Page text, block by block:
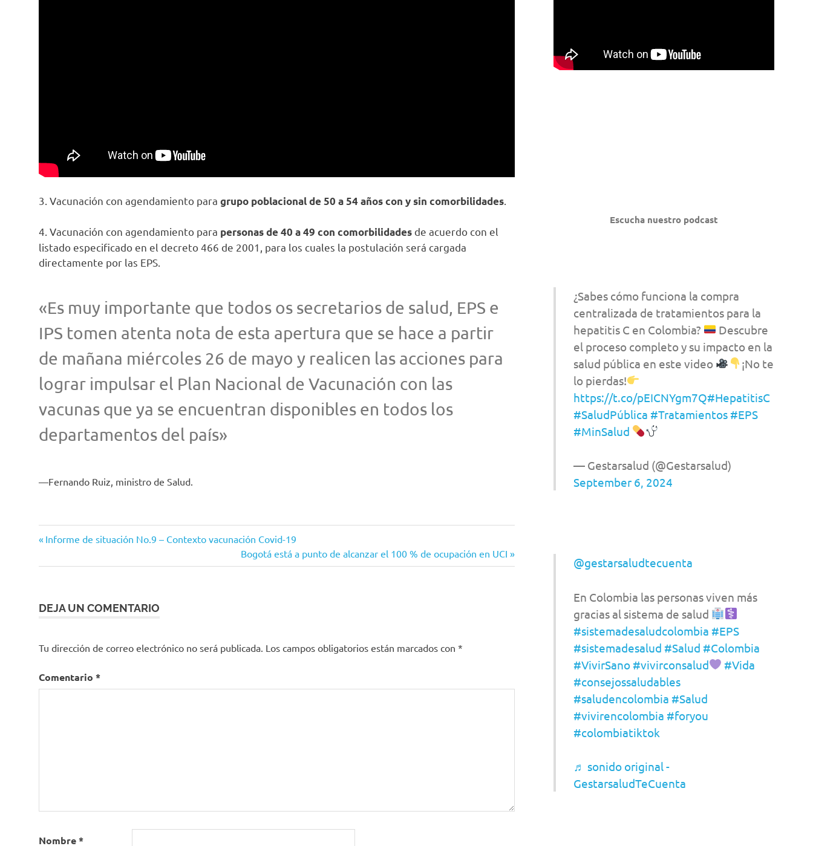
3. Vacunación con agendamiento para grupo poblacional de 50 a 54 añoscon y sin comorbilidades
4. Vacunación con agendamiento para personas de 40 a 49 con comorbilidades de acuerdo con el
listado especificado en el decreto 466 de 2001, para los cuales la postulación será cargada
directamente por las EPS.
«Es muy importante que todos os secretarios de salud, EPS e
IPS tomen atenta nota de esta apertura que se hace a partir
de mañana miércoles 26 de mayo y realicen las acciones para
lograr impulsar el Plan Nacional de Vacunación con las
vacunas que ya se encuentran disponibles en todos los
departamentos del país»
Fernando Ruiz, ministro de Salud.
años
59
Asesor
Docentes
media
ips
de Salud
Navegación
de
Entrada
Informe de situación No.9 – Contexto vacunación Covid-19
Siguiente
entrada:
Bogotá está a punto de alcanzar el 100 % de ocupación en UCI
DEJA UN COMENTARIO
Tu dirección de correo electrónico no será publicada. Los campos obligatorios están marcados con *
Comentario *
Nombre*
Escucha nuestro podcast
¿Sabes cómo funciona la compra
centralizada de tratamientos para la
hepatitis C en Colombia?
Descubre
el proceso completo y su impacto en la
salud pública en este video
¡No te
lo pierdas!
https://t.co/pEICNYgm7Q#HepatitisC
#SaludPública #Tratamientos #EPS
#MinSalud
— Gestarsalud (@Gestarsalud)
September 6, 2024
@gestarsaludtecuenta
En Colombia las personas viven más
gracias al sistema de salud
#sistemadesaludcolombia #EPS
#sistemadesalud #Salud #Colombia
#VivirSano #vivirconsalud
#Vida
#consejossaludables
#saludencolombia #Salud
#vivirencolombia #foryou
#colombiatiktok
♬ sonido original -
GestarsaludTeCuenta